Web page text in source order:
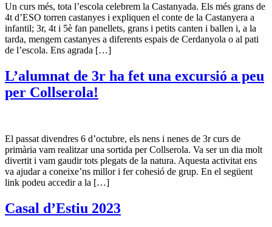
Un curs més, tota l’escola celebrem la Castanyada. Els més grans de
4t d’ESO torren castanyes i expliquen el conte de la Castanyera a
infantil; 3r, 4t i 5è fan panellets, grans i petits canten i ballen i, a la
tarda, mengem castanyes a diferents espais de Cerdanyola o al pati
de l’escola. Ens agrada […]
L’alumnat de 3r ha fet una excursió a peu
per Collserola!
El passat divendres 6 d’octubre, els nens i nenes de 3r curs de
primària vam realitzar una sortida per Collserola. Va ser un dia molt
divertit i vam gaudir tots plegats de la natura. Aquesta activitat ens
va ajudar a coneixe’ns millor i fer cohesió de grup. En el següent
link podeu accedir a la […]
Casal d’Estiu 2023